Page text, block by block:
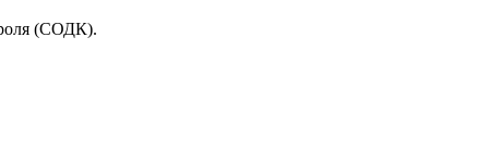
(СОДК).